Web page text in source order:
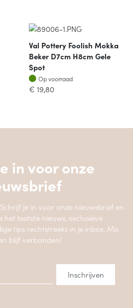
Val Pottery Foolish Mokka
Beker D7cm H8cm Gele
Spot
Op voorraad
Op voorraad
€ 19,80
in voor onze
je in voor onze nieuwsbrief en
het laatste nieuws, exclusieve
tips rechtstreeks in je inbox. Mis
blijf verbonden!